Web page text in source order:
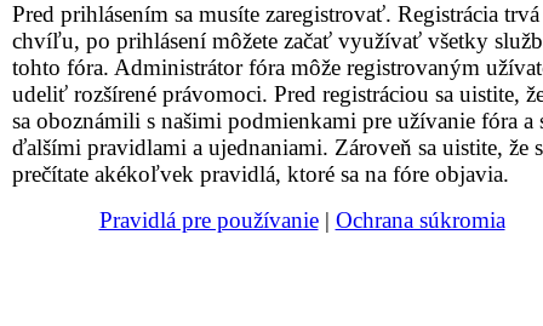
Pred prihlásením sa musíte zaregistrovať. Registrácia
chvíľu, po prihlásení môžete začať využívať všetky
tohto fóra. Administrátor fóra môže registrovaným
udeliť rozšírené právomoci. Pred registráciou sa uistite,
sa oboznámili s našimi podmienkami pre užívanie fóra a
ďalšími pravidlami a ujednaniami. Zároveň sa uistite, že
prečítate akékoľvek pravidlá, ktoré sa na fóre objavia.
Pravidlá pre používanie| Ochrana súkromia